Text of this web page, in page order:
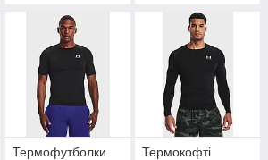
Термофутболки Термокофті